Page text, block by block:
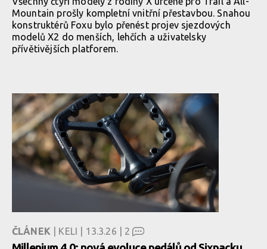
Mountain prošly kompletní vnitřní přestavbou. Snahou
konstruktérů Foxu bylo přenést projev sjezdových
modelů X2 do menších, lehčích a uživatelsky
přívětivějších platforem.
ČLÁNEK | KELI | 13.3.26 | 2